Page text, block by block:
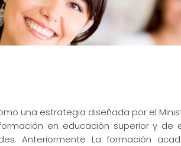
como una estrategia diseñada por el
en educación superior y
Anteriormente La formación